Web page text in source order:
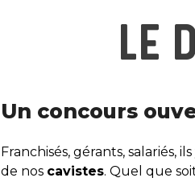
LE
Un concours
Franchisés, gérants, salariés,
de nos cavistes. Quel que